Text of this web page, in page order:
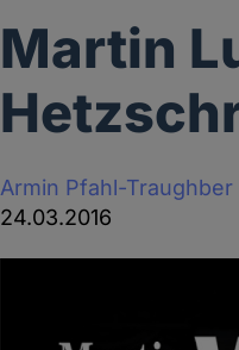
Martin
Armin Pfahl-Traughber
24.03.2016